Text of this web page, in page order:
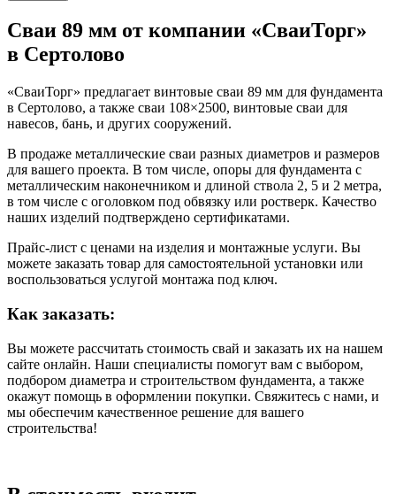
Сваи 89 мм от компании «СваиТорг»
в Сертолово
«СваиТорг» предлагает винтовые сваи 89 мм для фундамента
в Сертолово, а также сваи 108×2500, винтовые сваи для
навесов, бань, и других сооружений.
В продаже металлические сваи разных диаметров и размеров
для вашего проекта. В том числе, опоры для фундамента с
металлическим наконечником и длиной ствола 2, 5 и 2 метра,
в том числе с оголовком под обвязку или ростверк. Качество
наших изделий подтверждено сертификатами.
Прайс-лист с ценами на изделия и монтажные услуги. Вы
можете заказать товар для самостоятельной установки или
воспользоваться услугой монтажа под ключ.
Как заказать:
Вы можете рассчитать стоимость свай и заказать их на нашем
сайте онлайн. Наши специалисты помогут вам с выбором,
подбором диаметра и строительством фундамента, а также
окажут помощь в оформлении покупки. Свяжитесь с нами, и
мы обеспечим качественное решение для вашего
строительства!